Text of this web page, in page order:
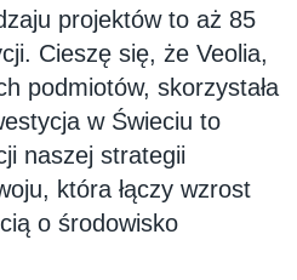
projektów to aż 85
Cieszę się, że Veolia,
podmiotów, skorzystała
w Świeciu to
naszej strategii
która łączy wzrost
o środowisko